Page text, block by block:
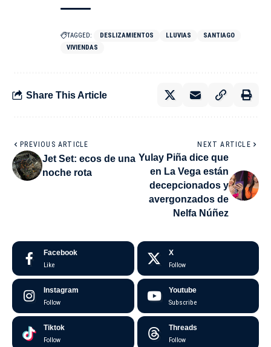
TAGGED: DESLIZAMIENTOS LLUVIAS
SANTIAGO
VIVIENDAS
Share This Article
PREVIOUS ARTICLE
Jet Set: ecos de una
noche rota
NEXT ARTICLE
Yulay Piña dice que
en La Vega están
decepcionados y
avergonzados de
Nelfa Núñez
Facebook
Like
X
Follow
Instagram
Follow
Youtube
Subscribe
Tiktok
Follow
Threads
Follow